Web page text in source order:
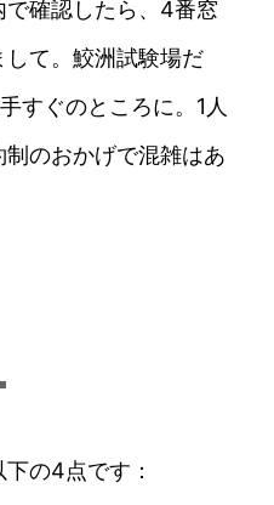
確認したら、4番窓
て。鮫洲試験場だ
すぐのところに。1人
のおかげで混雑はあ
の4点です：